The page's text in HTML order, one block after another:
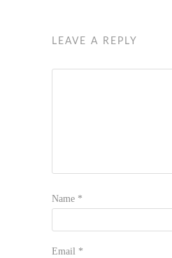
LEAVE A REPLY
Name *
Email *